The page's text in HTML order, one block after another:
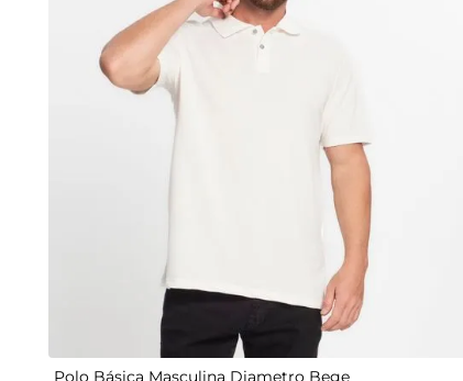
Polo Básica Masculina Diametro Bege